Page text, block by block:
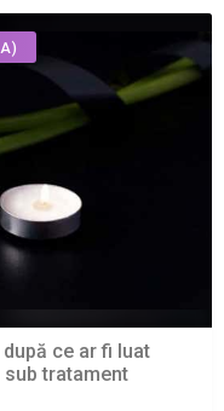
ce ar fi luat
tratament